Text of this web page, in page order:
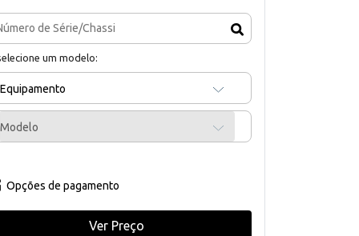
um modelo:
Equipamento
Modelo
Opções de pagamento
Ver Preço